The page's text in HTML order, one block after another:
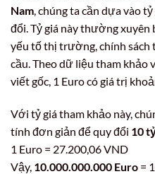
Nam, chúng ta cần dựa vào
đổi. Tỷ giá này thường
yếu tố thị trường, chính
cầu. Theo dữ liệu tham khảo
viết gốc, 1 Euro có giá trị
Với tỷ giá tham khảo này,
tính đơn giản để quy đổi 10
1 Euro = 27.200,06 VND
Vậy, 10.000.000.000 Euro =